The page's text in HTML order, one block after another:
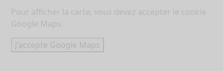
Pour afficher la carte, vous devez accepter le cookie
Google Maps.
J'accepte Google Maps